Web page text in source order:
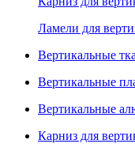
Ламели для
Вертикальные
Вертикальные
Вертикальные
Карниз для